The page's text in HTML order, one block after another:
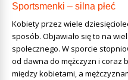
Sportsmenki – silna płeć
Kobiety przez wiele
sposób. Objawiało się to na
społecznego. W sporcie
od dawna do mężczyzn i coraz
między kobietami, a